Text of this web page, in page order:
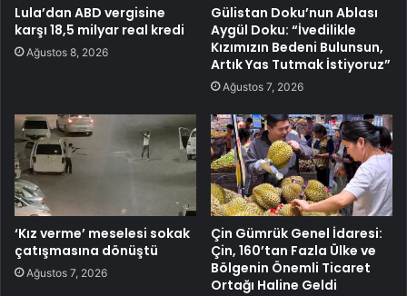
Lula’dan ABD vergisine
karşı 18,5 milyar real kredi
Ağustos 8, 2026
Gülistan Doku’nun Ablası
Aygül Doku: “İvedilikle
Kızımızın Bedeni Bulunsun,
Artık Yas Tutmak İstiyoruz”
Ağustos 7, 2026
‘Kız verme’ meselesi sokak
çatışmasına dönüştü
Ağustos 7, 2026
Çin Gümrük Genel İdaresi:
Çin, 160’tan Fazla Ülke ve
Bölgenin Önemli Ticaret
Ortağı Haline Geldi